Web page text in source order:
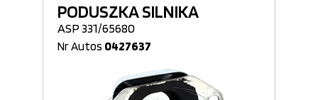
PODUSZKA SILNIKA
ASP 331/65680
Nr Autos 0427637